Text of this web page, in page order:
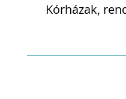
Kórházak,